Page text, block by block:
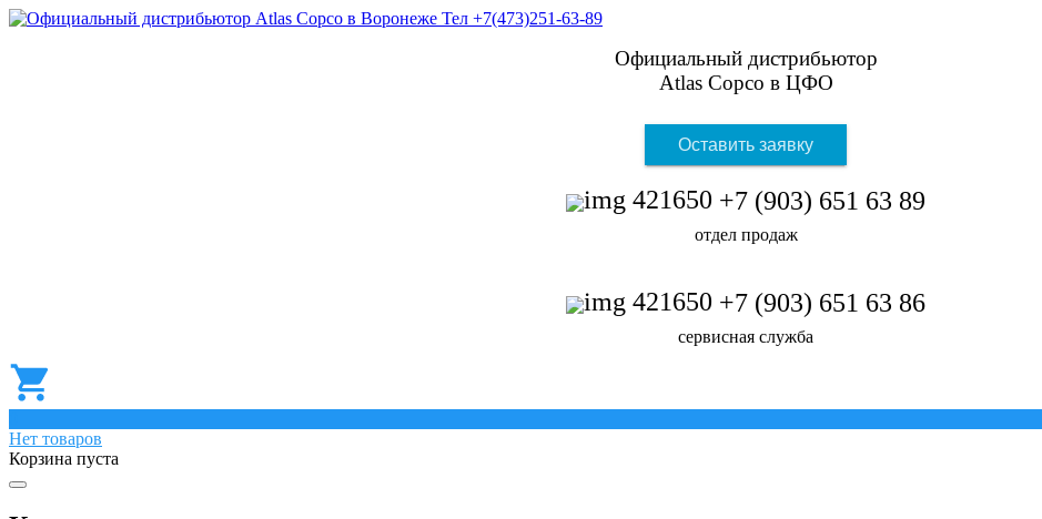
Официальный дистрибьютор
Atlas Copco в ЦФО
Оставить заявку
+7 (903) 651 63 89
отдел продаж
+7 (903) 651 63 86
сервисная служба
Нет товаров
Корзина пуста